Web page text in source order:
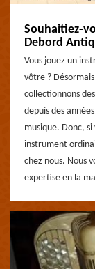
Souhaitiez-
Debord
Vous jouez un
vôtre ?
collectionnons
depuis des
musique. Donc,
instrument
chez nous. Nous
expertise en la